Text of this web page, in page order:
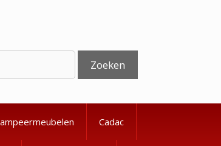
Zoeken
Cadac